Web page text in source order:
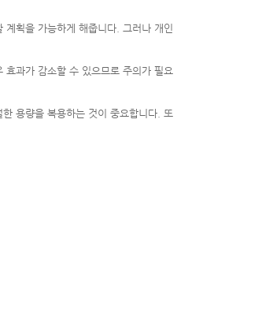
획을 가능하게 해줍니다. 그러나 개인
과가 감소할 수 있으므로 주의가 필요
용량을 복용하는 것이 중요합니다. 또